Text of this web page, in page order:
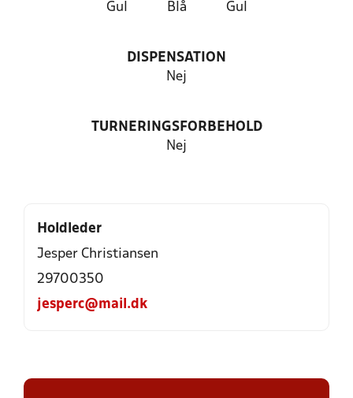
Gul Blå Gul
DISPENSATION
Nej
TURNERINGSFORBEHOLD
Nej
Holdleder
Jesper Christiansen
29700350
jesperc@mail.dk